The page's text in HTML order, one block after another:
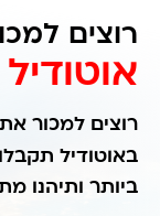
רוצים
רוצים למכור
באוטודיל
ביותר ותיהנו